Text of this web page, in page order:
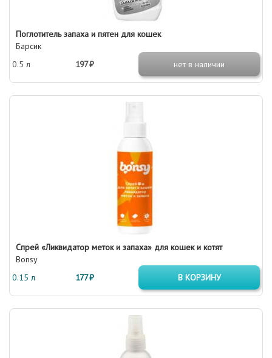
Поглотитель запаха и пятен для кошек
Барсик
0.5 л
197 ₽ нет в наличии
Спрей «Ликвидатор меток и запаха» для кошек и котят
Bonsy
0.15 л
177 ₽ В КОРЗИНУ